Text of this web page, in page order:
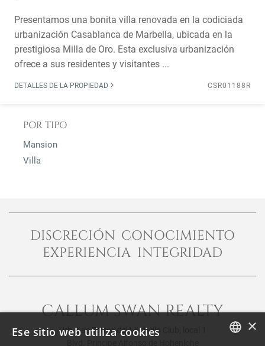
Presentamos una bonita villa renovada en la codiciada
urbanización Casablanca de Marbella, ubicada en la
prestigiosa Milla de Oro. Esta exclusiva urbanización
ofrece a sus residentes y visitantes ...
DETALLES DE LA PROPIEDAD CSR01188R
POR TIPO
Mansion
Villa
DISCRECIÓN CONOCIMIENTO
EXPERIENCIA INTEGRIDAD
CALLUM SWAN REALTY
Urb. Las Torres del Marbella Club, local 1
×
Ese sitio web utiliza cookies